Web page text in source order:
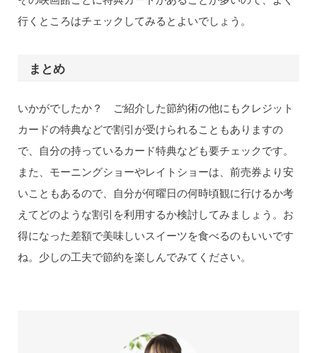
行くところはチェックしてみるとよいでしょう。
まとめ
いかがでしたか？ ご紹介した節約術の他にもクレジット
カードの特典などで割引が受けられることもありますの
で、自分の持っているカード特典なども要チェックです。
また、モーニングショーやレイトショーは、前売券より安
いこともあるので、自分が何曜日の何時頃観に行けるか考
えてどのような割引を利用するか検討してみましょう。お
得になった差額で美味しいスイーツを食べるのもいいです
ね。少しの工夫で節約を楽しんでみてください。